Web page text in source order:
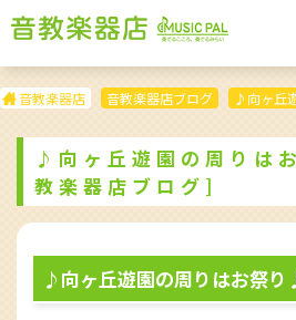
音教楽器店 音教楽器店ブログ ♪向ヶ丘
♪向ヶ丘遊園の周り
教楽器店ブログ]
♪向ヶ丘遊園の周りはお祭り